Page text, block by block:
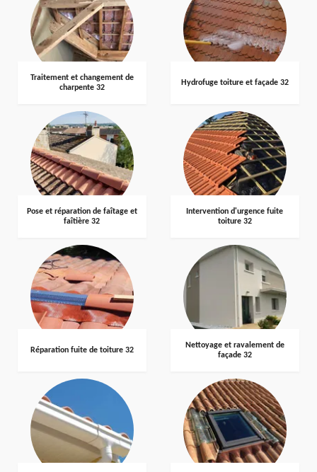
Traitement et changement de
charpente 32
Hydrofuge toiture et façade 32
Pose et réparation de faîtage et
faîtière 32
Intervention d'urgence fuite
toiture 32
Réparation fuite de toiture 32
Nettoyage et ravalement de
façade 32